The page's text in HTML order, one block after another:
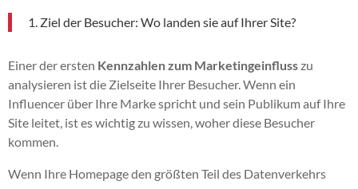
1. Ziel der Besucher: Wo landen sie auf Ihrer Site?
Einer der ersten Kennzahlen zum Marketingeinflusszu
analysieren ist die Zielseite Ihrer Besucher. Wenn ein
Influencer über Ihre Marke spricht und sein Publikum auf Ihre
Site leitet, ist es wichtig zu wissen, woher diese Besucher
kommen.
Wenn Ihre Homepage den größten Teil des Datenverkehrs